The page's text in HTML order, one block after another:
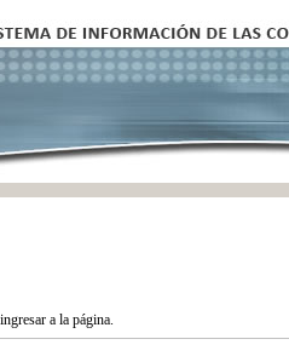
a la página.